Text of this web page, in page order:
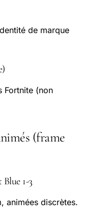
de marque
Fortnite (non
(frame
1-3
animées discrètes.